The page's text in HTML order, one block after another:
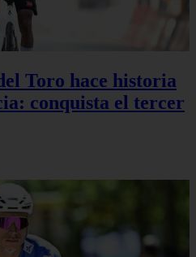
Toro hace historia
conquista el tercer